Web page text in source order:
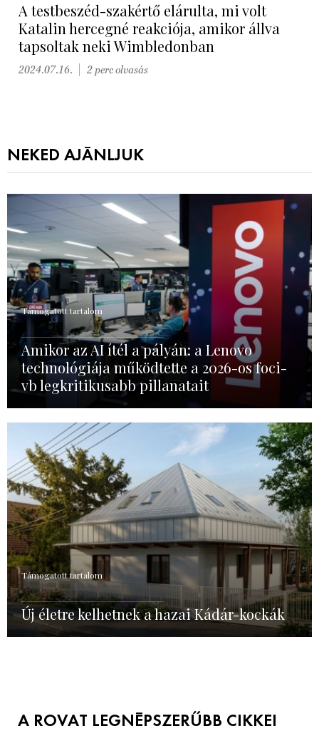
A testbeszéd-szakértő elárulta, mi volt
Katalin hercegné reakciója, amikor állva
tapsoltak neki Wimbledonban
2024.07.16. 2 perc olvasás
NEKED AJÁNLJUK
Támogatott tartalom
Amikor az AI ítél a pályán: a Lenovo
technológiája működtette a 2026-os foci-
vb legkritikusabb pillanatait
Támogatott tartalom
Új életre kelhetnek a hazai Kádár-kockák
A ROVAT LEGNÉPSZERŰBB CIKKEI